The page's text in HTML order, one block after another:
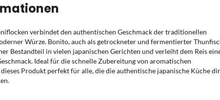
verbindet den authentischen Geschmack der traditionellen
Würze. Bonito, auch als getrockneter und fermentierter
Bestandteil in vielen japanischen Gerichten und verleiht dem Reis
Ideal für die schnelle Zubereitung von aromatischen
Produkt perfekt für alle, die die authentische japanische Küche